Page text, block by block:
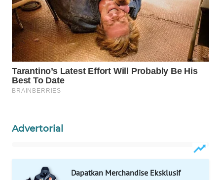
Advertorial
Dapatkan Merchandise Eksklusif
WAHANA
UMKM
WAHANA
SELEB
WAHANA
WAHANA
WAHANA
HEALTH